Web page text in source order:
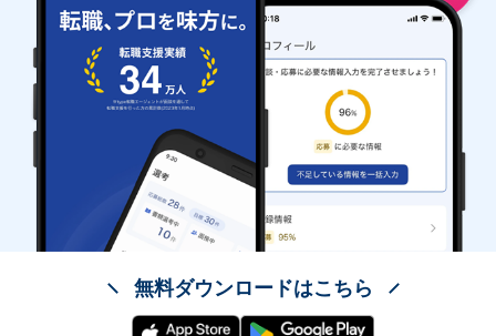
無料ダウンロードはこちら